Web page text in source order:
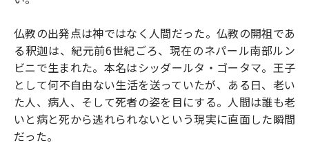
仏教の出発点は神ではなく人間だった。仏教の開祖であ
る釈迦は、紀元前6世紀ごろ、現在のネパール南部ルン
ビニで生まれた。本名はシッダールタ・ゴータマ。王子
として何不自由ない生活を送っていたが、ある日、老い
た人、病人、そして死者の姿を目にする。人間は誰も老
いと病と死から逃れられないという現実に直面した瞬間
だった。